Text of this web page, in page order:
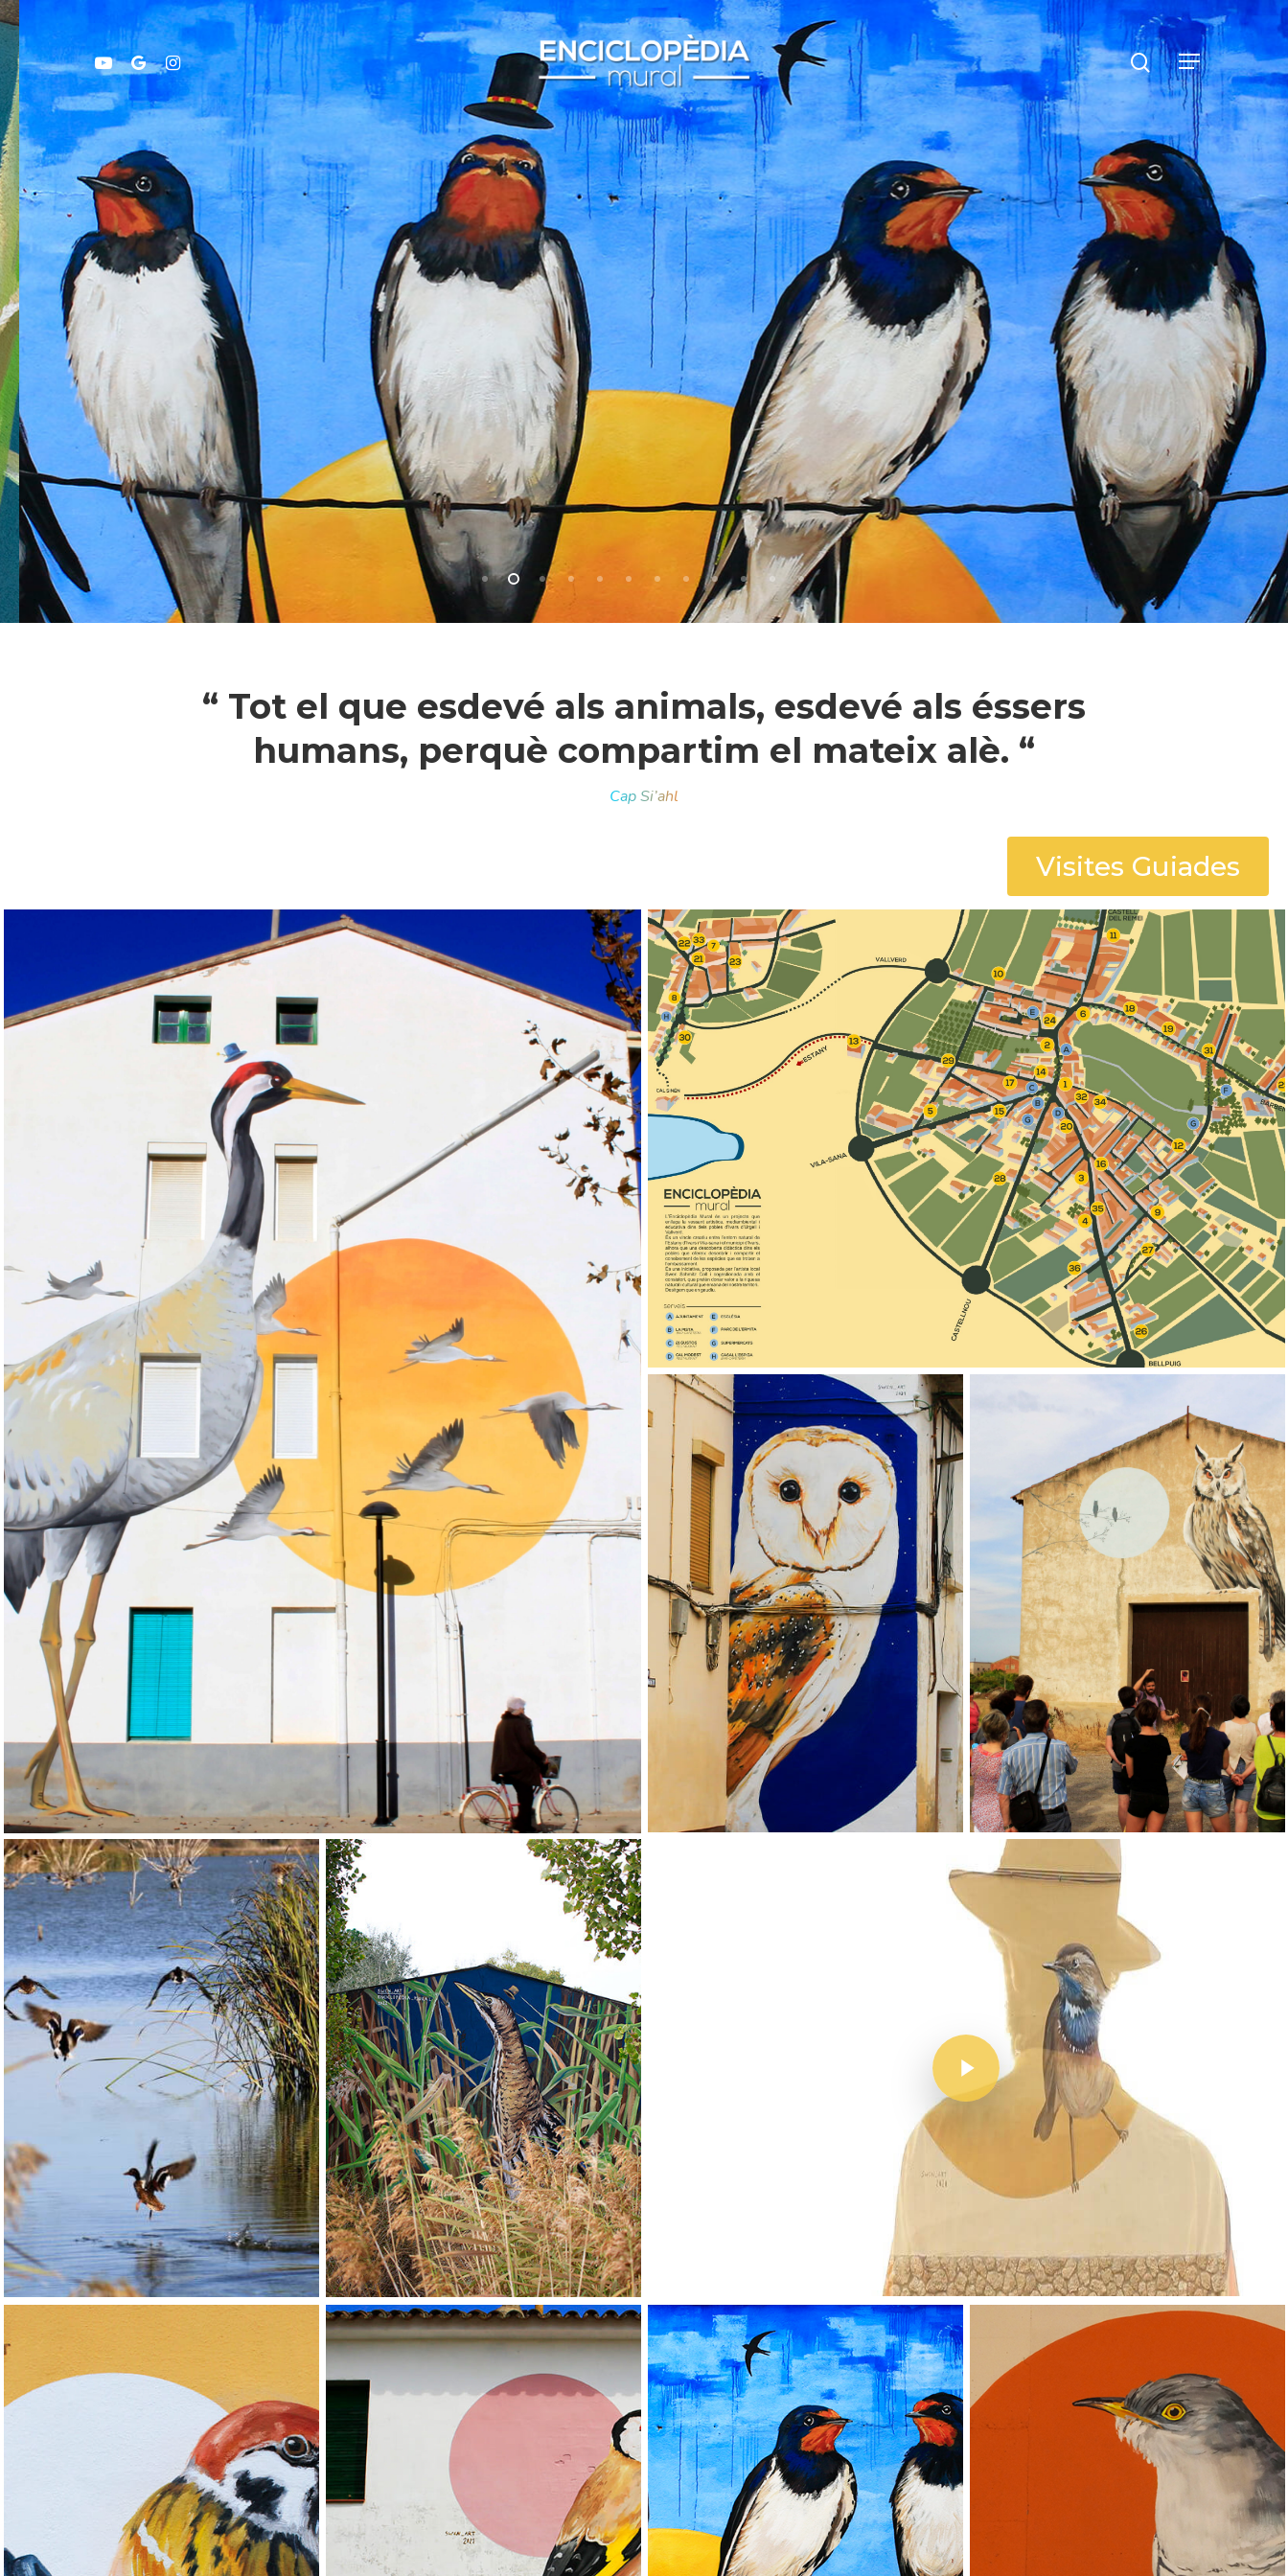
“ Tot el que esdevé als animals, esdevé als éssers
humans, perquè compartim el mateix alè. “
Cap Si’ahl
Visites Guiades
Murals
El Projecte
L’artista
El Procés
Ivars D’Urgell
Vallverd
ENG
Pg. Felip Rodés, 11, 25260 Ivars d'Urgell, Lleida